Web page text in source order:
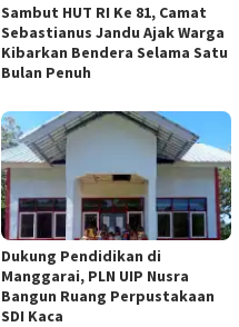
Sambut HUT RI Ke 81, Camat
Sebastianus Jandu Ajak Warga
Kibarkan Bendera Selama Satu
Bulan Penuh
Dukung Pendidikan di
Manggarai, PLN UIP Nusra
Bangun Ruang Perpustakaan
SDI Kaca